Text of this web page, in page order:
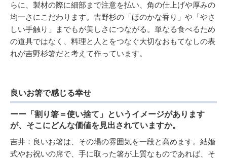
らに、製材の際に細部まで注意を払い、角の仕上げや厚みの
均一さにこだわります。吉野杉の「ほのかな香り」や「やさ
しい手触り」までもが美しさにつながる。単なる食べるため
の道具ではなく、料理と人とをつなぐ大切なおもてなしの表
れが吉野杉箸だと考えて作っています。
良いお箸で感じる幸せ
ーー「割り箸＝使い捨て」というイメージがあります
が、そこにどんな価値を見出されていますか。
吉井：良いお箸は、その場の雰囲気を一段と高めます。結婚
式やお祝いの席で、手に取った箸が上質なものであれば、そ